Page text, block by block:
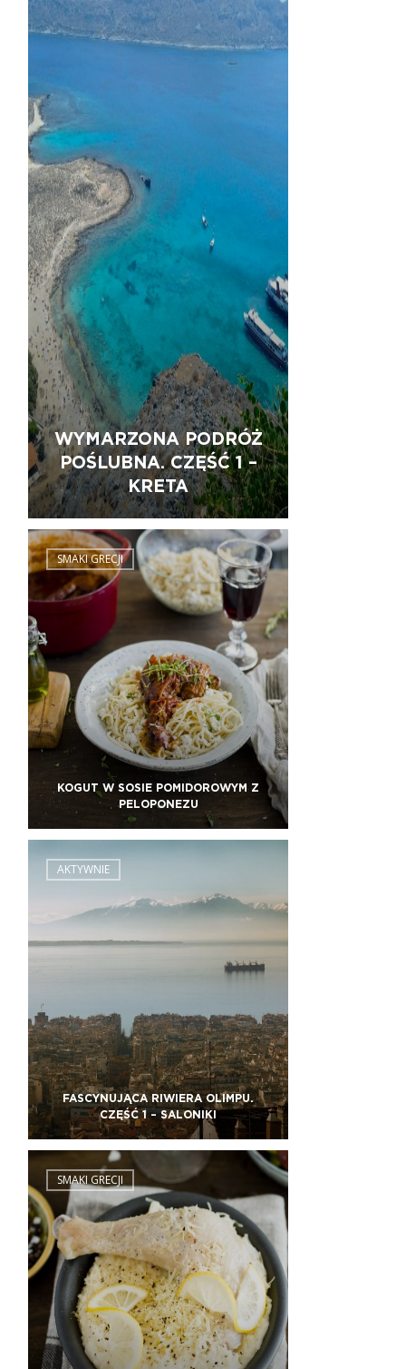
WYMARZONA PODRÓŻ
POŚLUBNA. CZĘŚĆ 1 –
KRETA
SMAKI GRECJI
KOGUT W SOSIE POMIDOROWYM Z
PELOPONEZU
AKTYWNIE
FASCYNUJĄCA RIWIERA OLIMPU.
CZĘŚĆ 1 – SALONIKI
SMAKI GRECJI